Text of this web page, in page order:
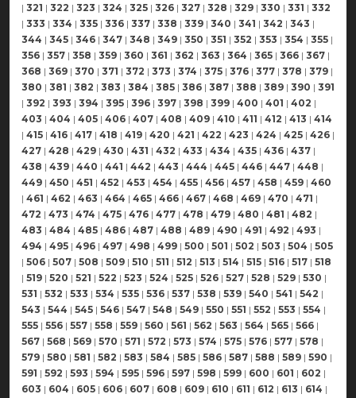
| 321 | 322 | 323 | 324 | 325 | 326 | 327 | 328 | 329 | 330 | 331 | 332
| 333 | 334 | 335 | 336 | 337 | 338 | 339 | 340 | 341 | 342 | 343 |
344 | 345 | 346 | 347 | 348 | 349 | 350 | 351 | 352 | 353 | 354 | 355 |
356 | 357 | 358 | 359 | 360 | 361 | 362 | 363 | 364 | 365 | 366 | 367 |
368 | 369 | 370 | 371 | 372 | 373 | 374 | 375 | 376 | 377 | 378 | 379 |
380 | 381 | 382 | 383 | 384 | 385 | 386 | 387 | 388 | 389 | 390 | 391
| 392 | 393 | 394 | 395 | 396 | 397 | 398 | 399 | 400 | 401 | 402 |
403 | 404 | 405 | 406 | 407 | 408 | 409 | 410 | 411 | 412 | 413 | 414
| 415 | 416 | 417 | 418 | 419 | 420 | 421 | 422 | 423 | 424 | 425 | 426 |
427 | 428 | 429 | 430 | 431 | 432 | 433 | 434 | 435 | 436 | 437 |
438 | 439 | 440 | 441 | 442 | 443 | 444 | 445 | 446 | 447 | 448 |
449 | 450 | 451 | 452 | 453 | 454 | 455 | 456 | 457 | 458 | 459 | 460
| 461 | 462 | 463 | 464 | 465 | 466 | 467 | 468 | 469 | 470 | 471 |
472 | 473 | 474 | 475 | 476 | 477 | 478 | 479 | 480 | 481 | 482 |
483 | 484 | 485 | 486 | 487 | 488 | 489 | 490 | 491 | 492 | 493 |
494 | 495 | 496 | 497 | 498 | 499 | 500 | 501 | 502 | 503 | 504 | 505
| 506 | 507 | 508 | 509 | 510 | 511 | 512 | 513 | 514 | 515 | 516 | 517 | 518
| 519 | 520 | 521 | 522 | 523 | 524 | 525 | 526 | 527 | 528 | 529 | 530 |
531 | 532 | 533 | 534 | 535 | 536 | 537 | 538 | 539 | 540 | 541 | 542 |
543 | 544 | 545 | 546 | 547 | 548 | 549 | 550 | 551 | 552 | 553 | 554 |
555 | 556 | 557 | 558 | 559 | 560 | 561 | 562 | 563 | 564 | 565 | 566 |
567 | 568 | 569 | 570 | 571 | 572 | 573 | 574 | 575 | 576 | 577 | 578 |
579 | 580 | 581 | 582 | 583 | 584 | 585 | 586 | 587 | 588 | 589 | 590 |
591 | 592 | 593 | 594 | 595 | 596 | 597 | 598 | 599 | 600 | 601 | 602 |
603 | 604 | 605 | 606 | 607 | 608 | 609 | 610 | 611 | 612 | 613 | 614 |